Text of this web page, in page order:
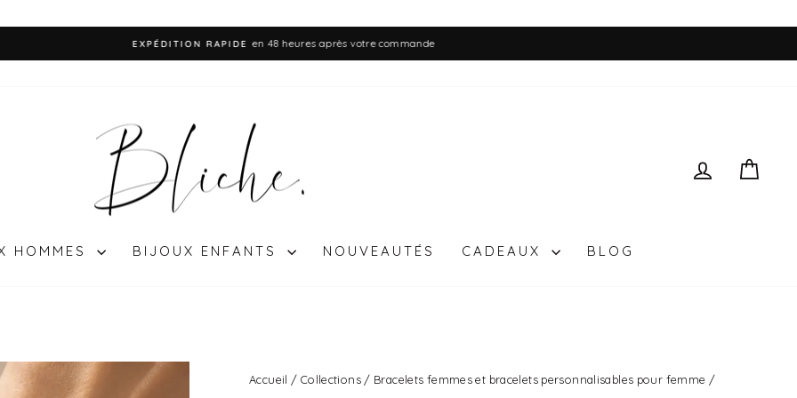
EXPÉDITION RAPIDE en 48 heures après votre commande
SE
HOMMES BIJOUX ENFANTS NOUVEAUTÉS CADEAUX BLOG
Accueil / Collections / Bracelets femmes et bracelets personnalisables pour femme /